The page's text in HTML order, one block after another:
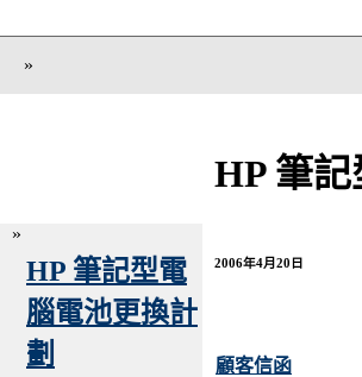
»
HP 筆
»
HP 筆記型電
腦電池更換計
劃
2006年4月20日
顧客信函